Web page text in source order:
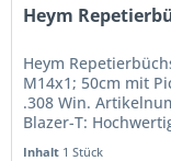
Heym
Heym
M14x1; 50cm mit
.308 Win.
Blazer-T:
Inhalt 1 Stück